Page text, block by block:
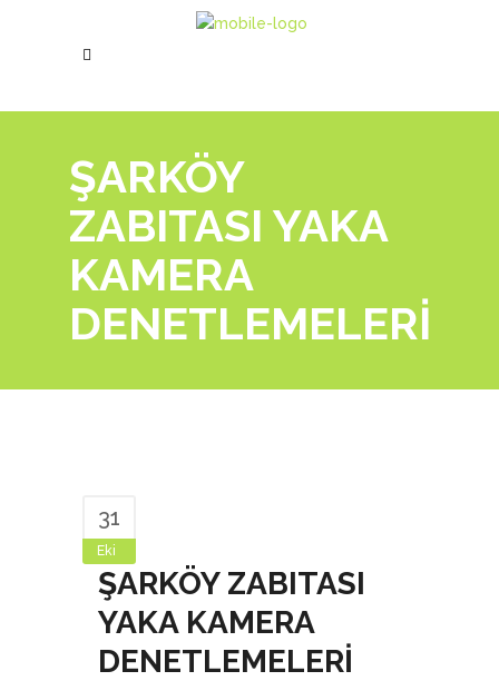
ŞARKÖY
ZABITASI YAKA
KAMERA
DENETLEMELERİ
31
Eki
ŞARKÖY ZABITASI
YAKA KAMERA
DENETLEMELERİ